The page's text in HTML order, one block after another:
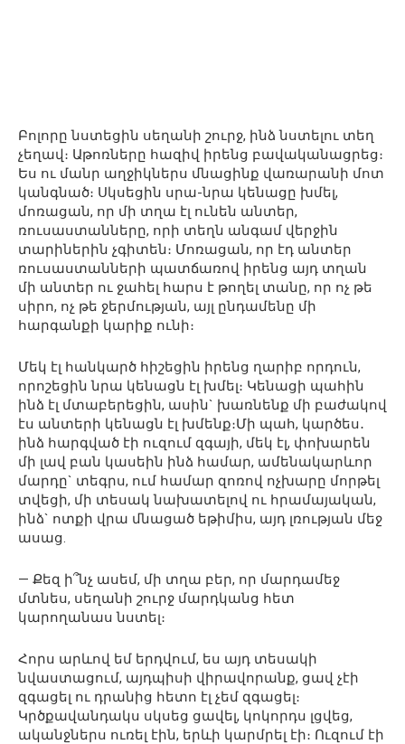
Բոլորը նստեցին սեղանի շուրջ, ինձ նստելու տեղ
չեղավ։ Աթոռները հազիվ իրենց բավականացրեց։
Ես ու մանր աղջիկներս մնացինք վառարանի մոտ
կանգնած։ Սկսեցին սրա-նրա կենացը խմել,
մոռացան, որ մի տղա էլ ունեն անտեր,
ռուսաստանները, որի տեղն անգամ վերջին
տարիներին չգիտեն։ Մոռացան, որ էդ անտեր
ռուսաստանների պատճառով իրենց այդ տղան
մի անտեր ու ջահել հարս է թողել տանը, որ ոչ թե
սիրո, ոչ թե ջերմության, այլ ընդամենը մի
հարգանքի կարիք ունի։
Մեկ էլ հանկարծ հիշեցին իրենց ղարիբ որդուն,
որոշեցին նրա կենացն էլ խմել։ Կենացի պահին
ինձ էլ մտաբերեցին, ասին` խառնենք մի բաժակով
էս անտերի կենացն էլ խմենք։Մի պահ, կարծես․
ինձ հարգված էի ուզում զգայի, մեկ էլ, փոխարեն
մի լավ բան կասեին ինձ համար, ամենակարևոր
մարդը` տեգրս, ում համար զոռով ոչխարը մորթել
տվեցի, մի տեսակ նախատելով ու հրամայական,
ինձ` ոտքի վրա մնացած եթիմիս, այդ լռության մեջ
ասաց.
— Քեզ ի՞նչ ասեմ, մի տղա բեր, որ մարդամեջ
մտնես, սեղանի շուրջ մարդկանց հետ
կարողանաս նստել։
Հորս արևով եմ երդվում, ես այդ տեսակի
նվաստացում, այդպիսի վիրավորանք, ցավ չէի
զգացել ու դրանից հետո էլ չեմ զգացել։
Կրծքավանդակս սկսեց ցավել, կոկորդս լցվեց,
ականջներս ուռել էին, երևի կարմրել էի։ Ուզում էի